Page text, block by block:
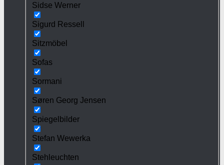
Sidse Werner
Sigurd Ressell
Sitzmöbel
Sofas
Sormani
Søren Georg Jensen
Spiegelbilder
Stefan Wewerka
Stehleuchten